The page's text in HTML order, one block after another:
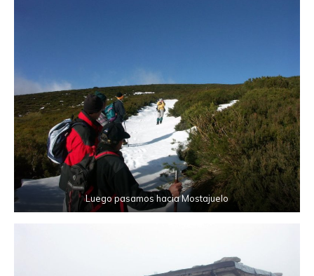
Luego pasamos hacia Mostajuelo